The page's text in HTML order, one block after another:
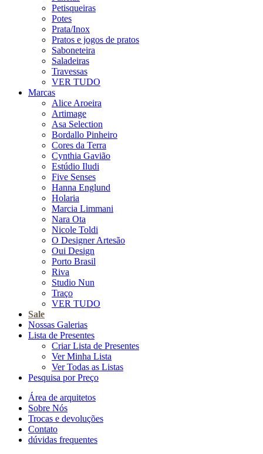
Petisqueiras
Potes
Prata/Inox
Pratos e jogos de pratos
Saboneteira
Saladeiras
Travessas
VER TUDO
Marcas
Alice Aroeira
Artimage
Asa Selection
Bordallo Pinheiro
Cores da Terra
Cynthia Gavião
Estúdio Iludi
Five Senses
Hanna Englund
Holaria
Marcia Limmani
Nara Ota
Nicole Toldi
O Designer Artesão
Oui Design
Porto Brasil
Riva
Studio Nun
Traço
VER TUDO
Sale
Nossas Galerias
Lista de Presentes
Criar Lista de Presentes
Ver Minha Lista
Ver Todas as Listas
Pesquisa por Preço
Área de arquitetos
Sobre Nós
Trocas e devoluções
Contato
dúvidas frequentes